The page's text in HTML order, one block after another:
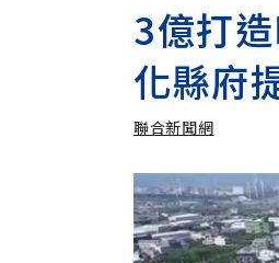
3億打
化縣府
聯合新聞網
聯合新聞網